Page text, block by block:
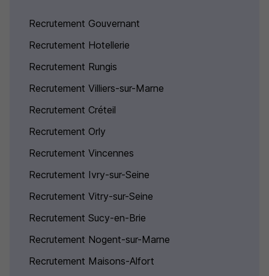
Recrutement Gouvernant
Recrutement Hotellerie
Recrutement Rungis
Recrutement Villiers-sur-Marne
Recrutement Créteil
Recrutement Orly
Recrutement Vincennes
Recrutement Ivry-sur-Seine
Recrutement Vitry-sur-Seine
Recrutement Sucy-en-Brie
Recrutement Nogent-sur-Marne
Recrutement Maisons-Alfort